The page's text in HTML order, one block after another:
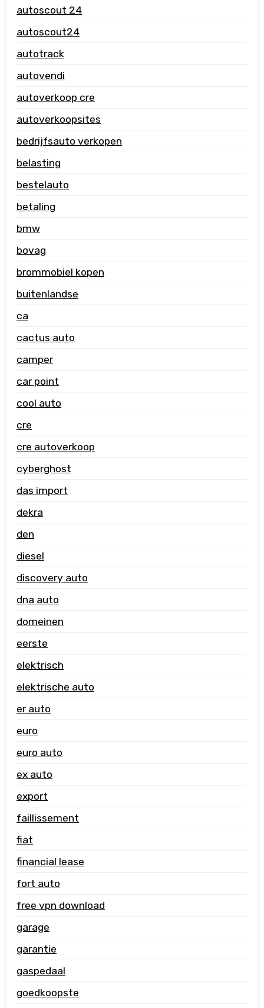
autoscout 24
autoscout24
autotrack
autovendi
autoverkoop cre
autoverkoopsites
bedrijfsauto verkopen
belasting
bestelauto
betaling
bmw
bovag
brommobiel kopen
buitenlandse
ca
cactus auto
camper
car point
cool auto
cre
cre autoverkoop
cyberghost
das import
dekra
den
diesel
discovery auto
dna auto
domeinen
eerste
elektrisch
elektrische auto
er auto
euro
euro auto
ex auto
export
faillissement
fiat
financial lease
fort auto
free vpn download
garage
garantie
gaspedaal
goedkoopste